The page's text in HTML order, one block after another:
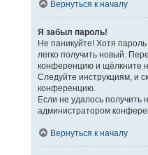
Вернуться к началу
Я забыл пароль!
Не паникуйте! Хотя
легко получить новый.
конференцию и щёлкните
Следуйте инструкциям, и
конференцию.
Если не удалось получить
администратором
Вернуться к началу